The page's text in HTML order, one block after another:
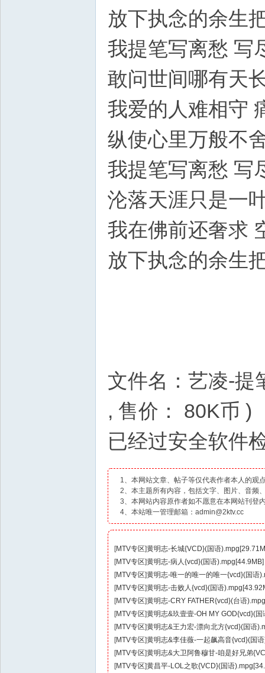
放下执念的余生
我提笔写离愁 写
敢问世间哪有天
我爱的人难相守
纵使心里万般不
我提笔写离愁 写
沦落天涯只是一
我在佛前还奢求
放下执念的余生
文件名：艺凌-提
, 售价： 80K币 )
已经过安全软件
1、本网站文章、帖子等仅代表作者本人的观
2、本主题所有内容，包括文字、图片、音频
3、本网站内容原作者如不愿意在本网站刊登
4、本站唯一管理邮箱：admin@2ktv.cc
黄明志-长城{VCD}(国语
[MTV专区]
黄明志-病人{vcd}(国语).mpg[44.9MB]
[MTV专区]
黄明志-唯一的唯一的唯一{vcd}(国语
[MTV专区]
黄明志-击败人{vcd}(国语
[MTV专区]
黄明志-CRY FATHER{vcd}(台语
[MTV专区]
黄明志&玖壹壹-OH MY GOD{vcd}(
[MTV专区]
黄明志&王力宏-漂向北方{vcd}(国语
[MTV专区]
黄明志&李佳薇-一起飙高音{vcd}(国
[MTV专区]
黄明志&大卫阿鲁穆甘-咱是好兄弟
[MTV专区]
黄昌平-LOL之歌{VCD}(国语
[MTV专区]